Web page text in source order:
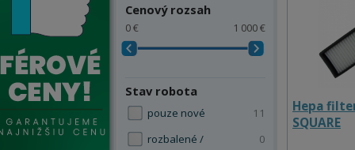
Cenový rozsah
0 € 1 000 €
Stav robota
pouze nové
11
rozbalené /
0
Hepa
SQUARE